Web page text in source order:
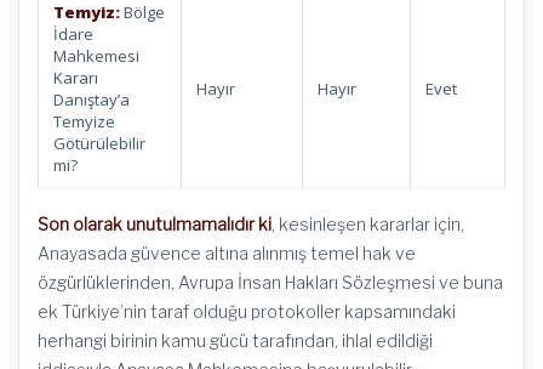
Temyiz:Bölge
İdare
Mahkemesi
Kararı
Danıştay’a
Temyize
Götürülebilir
mi?
Hayır Hayır Evet
Son olarak unutulmamalıdır ki, kesinleşen kararlar için,
Anayasada güvence altına alınmış temel hak ve
özgürlüklerinden, Avrupa İnsan Hakları Sözleşmesi ve buna
ek Türkiye’nin taraf olduğu protokoller kapsamındaki
herhangi birinin kamu gücü tarafından, ihlal edildiği